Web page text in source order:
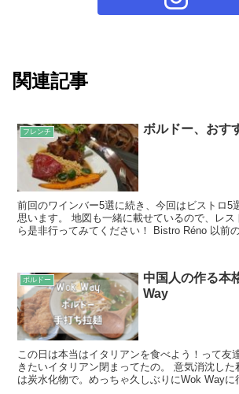
関連記事
フレンチ ボルドー、おす
前回のワインバー5選に続き、今回はビストロ5
思います。 地図も一緒に載せているので、レス
ら是非行ってみてください！ Bistro Réno 以前
ボルドー
中国人の作る本
Way
この日は本当はイタリアンを食べよう！って
きたいイタリアン閉まってたの。 意気消沈した
は炭水化物で。めっちゃ久しぶりにWok Wayに